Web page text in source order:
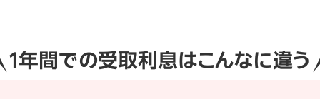
1年間での受取利息はこんなに違う